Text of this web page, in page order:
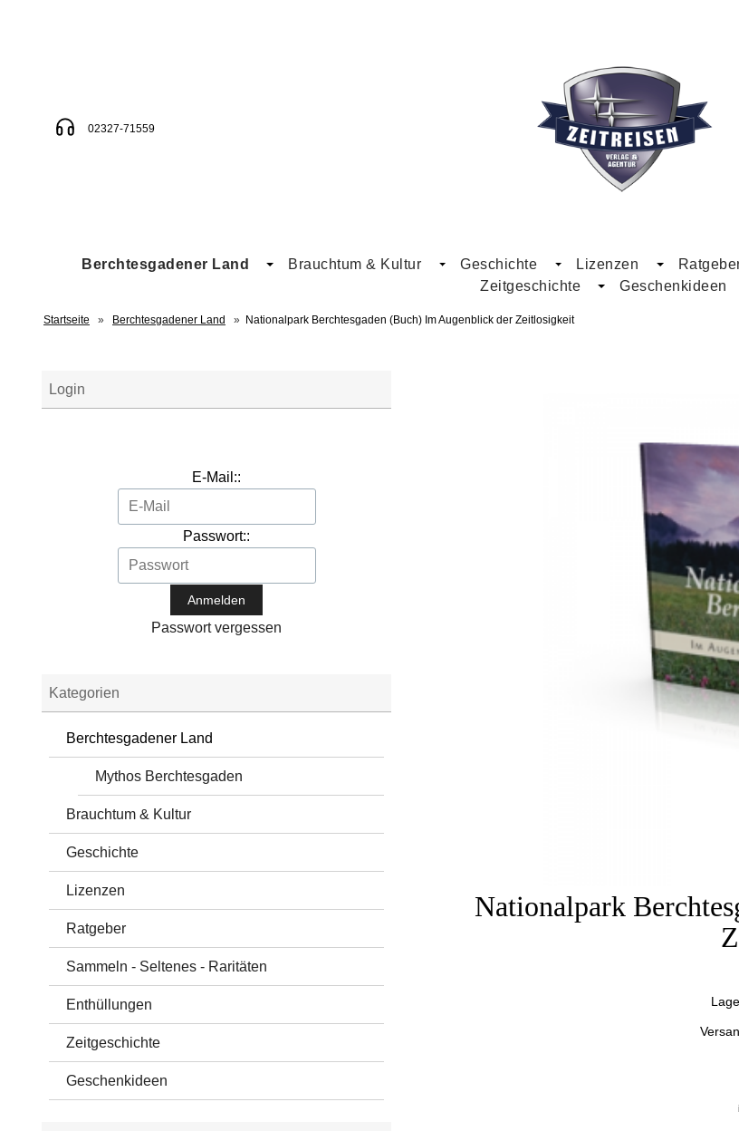
02327-71559
Berchtesgadener Land Brauchtum & Kultur Geschichte Lizenzen
Zeitgeschichte
Geschenkideen
Startseite » Berchtesgadener Land » Nationalpark Berchtesgaden (Buch) Im Augenblick der Zeitlosigkeit
Login
E-Mail::
Passwort::
Passwort vergessen
Kategorien
Berchtesgadener Land
Mythos Berchtesgaden
Brauchtum & Kultur
Geschichte
Lizenzen
Ratgeber
Sammeln - Seltenes - Raritäten
Enthüllungen
Zeitgeschichte
Geschenkideen
Nationalpark